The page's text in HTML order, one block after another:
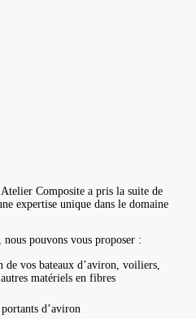
Composite a pris la suite de
expertise unique dans le domaine
pouvons vous proposer :
vos bateaux d’aviron, voiliers,
matériels en fibres
d’aviron